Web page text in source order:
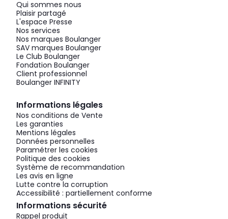
Qui sommes nous
Plaisir partagé
L'espace Presse
Nos services
Nos marques Boulanger
SAV marques Boulanger
Le Club Boulanger
Fondation Boulanger
Client professionnel
Boulanger INFINITY
Informations légales
Nos conditions de Vente
Les garanties
Mentions légales
Données personnelles
Paramétrer les cookies
Politique des cookies
Système de recommandation
Les avis en ligne
Lutte contre la corruption
Accessibilité : partiellement conforme
Informations sécurité
Rappel produit